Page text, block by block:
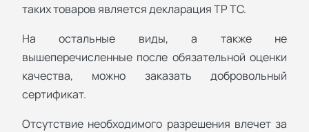
таких товаров является декларация ТР ТС.
На остальные виды, а также не
вышеперечисленные после обязательной оценки
качества, можно заказать добровольный
сертификат.
Отсутствие необходимого разрешения влечет за